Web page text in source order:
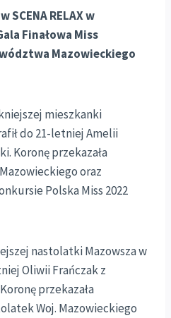
RELAX w
Finałowa Miss
Mazowieckiego
mieszkanki
do 21-letniej Amelii
Koronę przekazała
oraz
Polska Miss 2022
nastolatki Mazowsza w
Oliwii Frańczak z
przekazała
Woj. Mazowieckiego